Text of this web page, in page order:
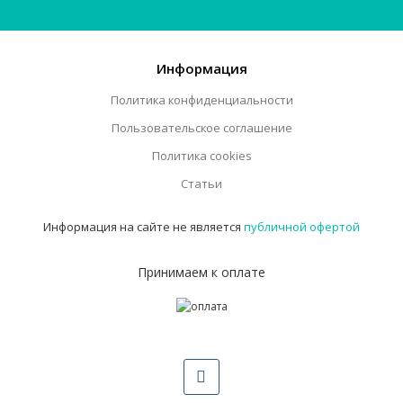
Информация
Политика конфиденциальности
Пользовательское соглашение
Политика cookies
Статьи
Информация на сайте не является публичной офертой
Принимаем к оплате